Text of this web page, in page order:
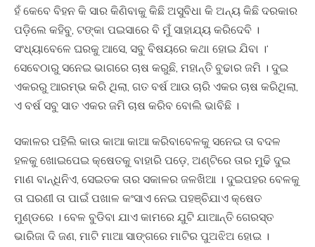
ହଁ କେବେ ବିହନ କି ସାର କିଣିବାକୁ କିଛି ଅସୁବିଧା କି ଅନ୍ୟ କିଛି ଦରକାର
ପଡ଼ିଲେ କହିବୁ, ଟଙ୍କା ପଇସାରେ ବି ମୁଁ ସାହାଯ୍ୟ କରିଦେବି ।
ସଂଧ୍ୟାବେଳେ ଘରକୁ ଆସେ, ସବୁ ବିଷୟରେ କଥା ହୋଇ ଯିବା ।‘
ସେବେଠାରୁ ସନେଇ ଭାଗରେ ଚାଷ କରୁଛି, ମହାନ୍ତି ବୁଢାର ଜମି । ଦୁଇ
ଏକରରୁ ଆରମ୍ଭ କରି ଥିଲା, ଗତ ବର୍ଷ ଆଉ ଚାରି ଏକର ଚାଷ କରିଥିଲା,
ଏ ବର୍ଷ ସବୁ ସାତ ଏକର ଜମି ଚାଷ କରିବ ବୋଲି ଭାବିଛି ।
ସକାଳର ପହିଲି କାଉ କାଆ କାଆ କରିବାବେଳକୁ ସନେଇ ତା ବଦଳ
ହଳକୁ ଖୋଇପେଇ କ୍ଷେତକୁ ବାହାରି ପଡ଼େ, ଅଣ୍ଟିରେ ତାର ମୁଢି ଦୁଇ
ମାଣ ବାନ୍ଧିନିଏ, ସେଇତକ ତାର ସକାଳର ଜଳଖିଆ । ଦୁଇପହର ବେଳକୁ
ତା ଘରଣୀ ତା ପାଇଁ ପଖାଳ କଂସାଏ ନେଇ ପହଞ୍ଚିଯାଏ କ୍ଷେତ
ମୁଣ୍ଡରେ । ବେଳ ବୁଡିବା ଯାଏ କାମରେ ଯୁଟି ଯାଆନ୍ତି ଗେରସ୍ତ
ଭାରିଜା ଦି ଜଣ, ମାଟି ମାଆ ସାଙ୍ଗରେ ମାଟିର ପୁଅଝିଅ ହୋଇ ।